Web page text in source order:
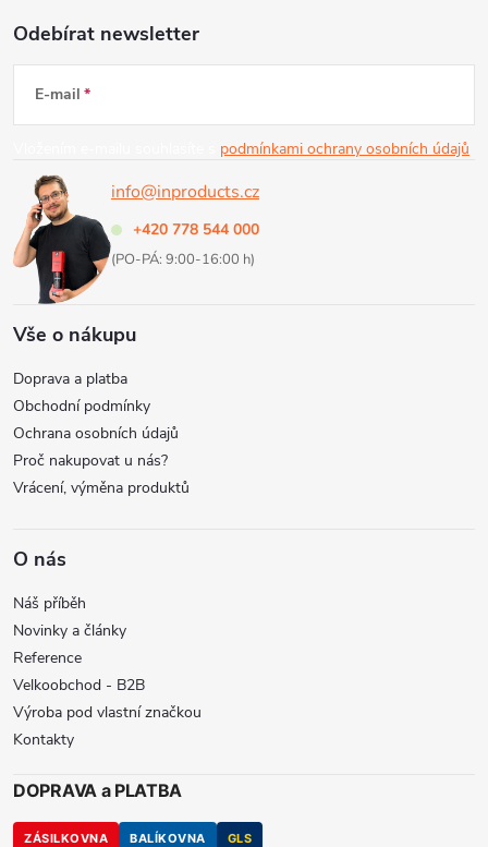
á
p
a
Odebírat newsletter
E-mail
podmínkami ochrany osobních údajů
info@inproducts.cz
+420 778 544 000
(PO-PÁ: 9:00-16:00 h)
Vše o nákupu
Doprava a platba
Obchodní podmínky
Ochrana osobních údajů
Proč nakupovat u nás?
Vrácení, výměna produktů
O nás
Náš příběh
Novinky a články
Reference
Velkoobchod - B2B
Výroba pod vlastní značkou
Kontakty
DOPRAVA a PLATBA
ZÁSILKOVNA BALÍKOVNA GLS